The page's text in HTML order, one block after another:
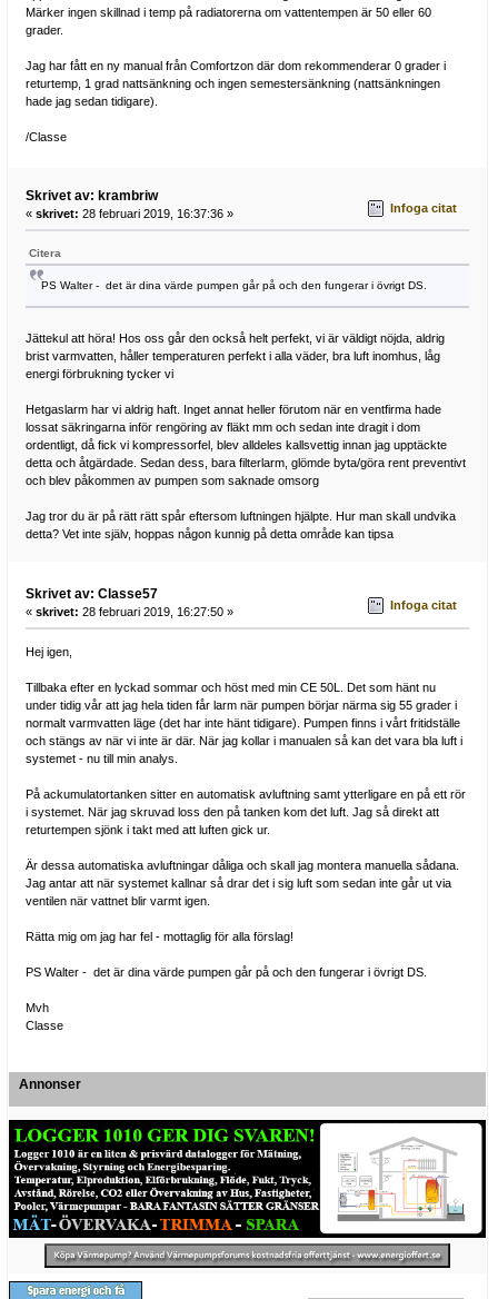
Märker ingen skillnad i temp på radiatorerna om vattentempen är 50 eller 60
grader.
Jag har fått en ny manual från Comfortzon där dom rekommenderar 0 grader i
returtemp, 1 grad nattsänkning och ingen semestersänkning (nattsänkningen
hade jag sedan tidigare).
/Classe
Skrivet av: krambriw
« skrivet: 28 februari 2019, 16:37:36 » Infoga citat
Citera
PS Walter - det är dina värde pumpen går på och den fungerar i övrigt DS.
Jättekul att höra! Hos oss går den också helt perfekt, vi är väldigt nöjda, aldrig
brist varmvatten, håller temperaturen perfekt i alla väder, bra luft inomhus, låg
energi förbrukning tycker vi
Hetgaslarm har vi aldrig haft. Inget annat heller förutom när en ventfirma hade
lossat säkringarna inför rengöring av fläkt mm och sedan inte dragit i dom
ordentligt, då fick vi kompressorfel, blev alldeles kallsvettig innan jag upptäckte
detta och åtgärdade. Sedan dess, bara filterlarm, glömde byta/göra rent preventivt
och blev påkommen av pumpen som saknade omsorg
Jag tror du är på rätt rätt spår eftersom luftningen hjälpte. Hur man skall undvika
detta? Vet inte själv, hoppas någon kunnig på detta område kan tipsa
Skrivet av: Classe57
« skrivet: 28 februari 2019, 16:27:50 » Infoga citat
Hej igen,
Tillbaka efter en lyckad sommar och höst med min CE 50L. Det som hänt nu
under tidig vår att jag hela tiden får larm när pumpen börjar närma sig 55 grader i
normalt varmvatten läge (det har inte hänt tidigare). Pumpen finns i vårt fritidställe
och stängs av när vi inte är där. När jag kollar i manualen så kan det vara bla luft i
systemet - nu till min analys.
På ackumulatortanken sitter en automatisk avluftning samt ytterligare en på ett rör
i systemet. När jag skruvad loss den på tanken kom det luft. Jag så direkt att
returtempen sjönk i takt med att luften gick ur.
Är dessa automatiska avluftningar dåliga och skall jag montera manuella sådana.
Jag antar att när systemet kallnar så drar det i sig luft som sedan inte går ut via
ventilen när vattnet blir varmt igen.
Rätta mig om jag har fel - mottaglig för alla förslag!
PS Walter - det är dina värde pumpen går på och den fungerar i övrigt DS.
Mvh
Classe
Annonser